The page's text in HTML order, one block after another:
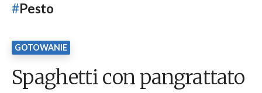
Pesto
GOTOWANIE
Spaghetti con pangrattato